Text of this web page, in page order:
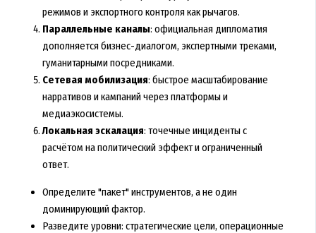
режимов и экспортного контроля как рычагов.
Параллельные каналы: официальная дипломатия
дополняется бизнес-диалогом, экспертными треками,
гуманитарными посредниками.
Сетевая мобилизация: быстрое масштабирование
нарративов и кампаний через платформы и
медиаэкосистемы.
Локальная эскалация: точечные инциденты с
расчётом на политический эффект и ограниченный
ответ.
Определите "пакет" инструментов, а не один
доминирующий фактор.
Разведите уровни: стратегические цели, операционные